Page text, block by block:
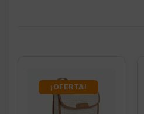
¡OFERTA!